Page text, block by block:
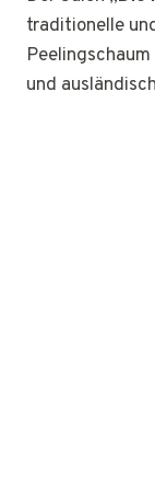
traditionelle
und